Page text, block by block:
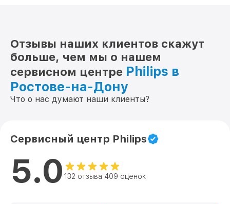
Отзывы наших клиентов скажут
больше, чем мы о нашем
сервисном центре Philips в
Ростове-на-Дону
Что о нас думают наши клиенты?
Сервисный центр Philips
5.0 132 отзыва 409 оценок